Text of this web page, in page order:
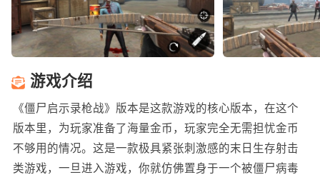
游戏介绍
《僵尸启示录枪战》版本是这款游戏的核心版本，在这个
版本里，为玩家准备了海量金币，玩家完全无需担忧金币
不够用的情况。这是一款极具紧张刺激感的末日生存射击
类游戏，一旦进入游戏，你就仿佛置身于一个被僵尸病毒